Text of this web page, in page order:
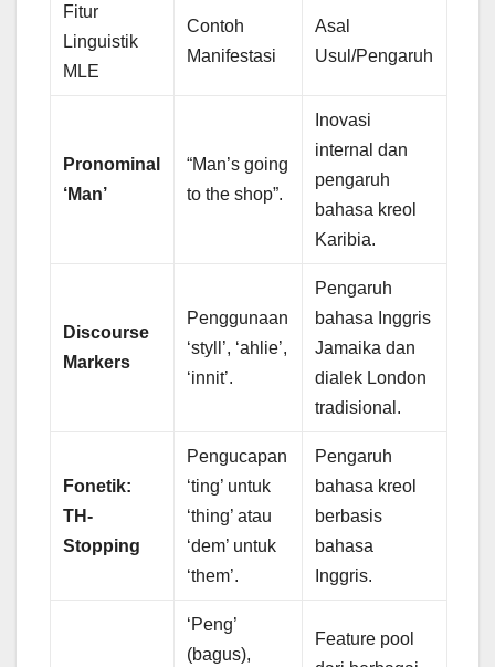
Fitur
Linguistik
MLE
Contoh
Manifestasi
Asal
Usul/Pengaruh
Pronominal
‘Man’
“Man’s going
to the shop”.
Inovasi
internal dan
pengaruh
bahasa kreol
Karibia.
Discourse
Markers
Penggunaan
‘styll’, ‘ahlie’,
‘innit’.
Pengaruh
bahasa Inggris
Jamaika dan
dialek London
tradisional.
Fonetik:
TH-
Stopping
Pengucapan
‘ting’ untuk
‘thing’ atau
‘dem’ untuk
‘them’.
Pengaruh
bahasa kreol
berbasis
bahasa
Inggris.
‘Peng’
(bagus),
Feature pool